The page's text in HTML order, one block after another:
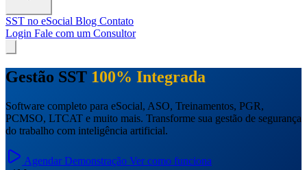
SST no eSocial Blog Contato
Login Fale com um Consultor
Gestão SST 100% Integrada
Software completo para eSocial, ASO, Treinamentos, PGR,
PCMSO, LTCAT e muito mais. Transforme sua gestão de segurança
do trabalho com inteligência artificial.
Agendar Demonstração Ver como funciona